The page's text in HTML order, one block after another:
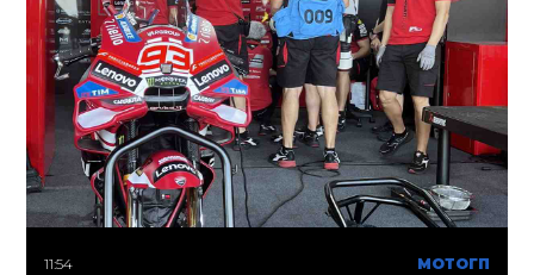
11:54 МОТОГП